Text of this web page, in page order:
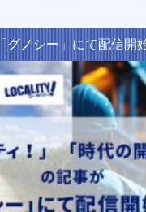
「グノシー」にて配信開